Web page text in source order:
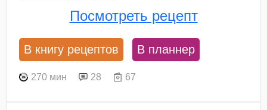
Посмотреть рецепт
В книгу рецептов В планнер
270 мин 28 67